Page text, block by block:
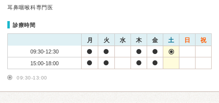
耳鼻咽喉科専門医
診療時間
月 火 水 木 金 土 日 祝
09:30-12:30
15:00-18:00
09:30-13:00